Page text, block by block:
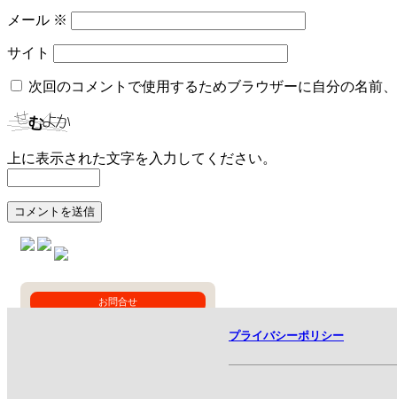
メール ※
サイト
次回のコメントで使用するためブラウザーに自分の名前
上に表示された文字を入力してください。
お問合せ
プライバシーポリシー